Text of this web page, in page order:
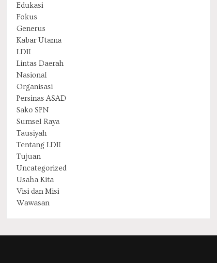
Edukasi
Fokus
Generus
Kabar Utama
LDII
Lintas Daerah
Nasional
Organisasi
Persinas ASAD
Sako SPN
Sumsel Raya
Tausiyah
Tentang LDII
Tujuan
Uncategorized
Usaha Kita
Visi dan Misi
Wawasan